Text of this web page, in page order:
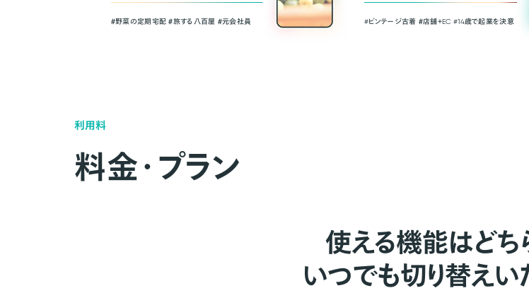
＃野菜の定期宅配 ＃旅する八百屋 ＃元会社員 #ビンテージ古着 ＃店舗＋EC #14歳で起業を決意
利用料
料金・プラン
使える機能はどち
いつでも切り替えい